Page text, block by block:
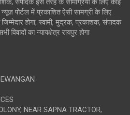
संपादक इस तरह के सामग्रियों के लिए कोई
पोर्टल में प्रकाशित ऐसी सामग्री के लिए
होगा, स्वामी, मुद्रक, प्रकाशक, संपादक
विवादों का न्यायक्षेत्र रायपुर होगा
NEAR SAPNA TRACTOR,